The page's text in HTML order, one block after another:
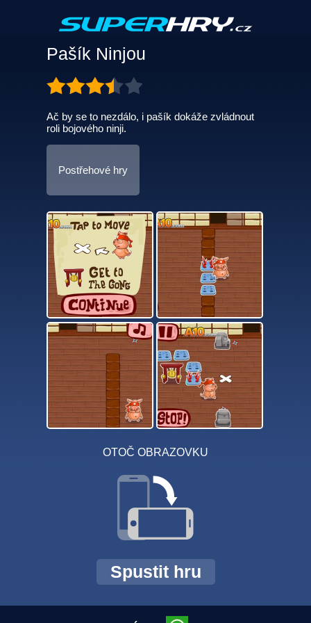
Pašík Ninjou
Ač by se to nezdálo, i pašík dokáže zvládnout
roli bojového ninji.
Postřehové hry
OTOČ OBRAZOVKU
Spustit hru